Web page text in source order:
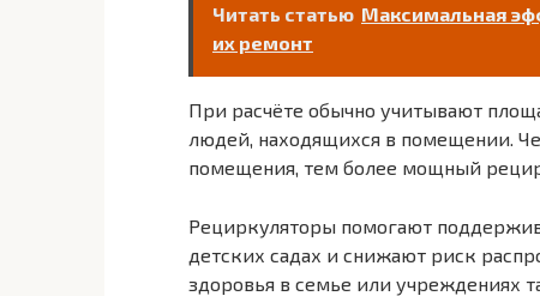
Читать статью Максимальная
их ремонт
При расчёте обычно учитывают
людей, находящихся в помещении.
помещения, тем более мощный
Рециркуляторы помогают
детских садах и снижают риск
здоровья в семье или учреждениях